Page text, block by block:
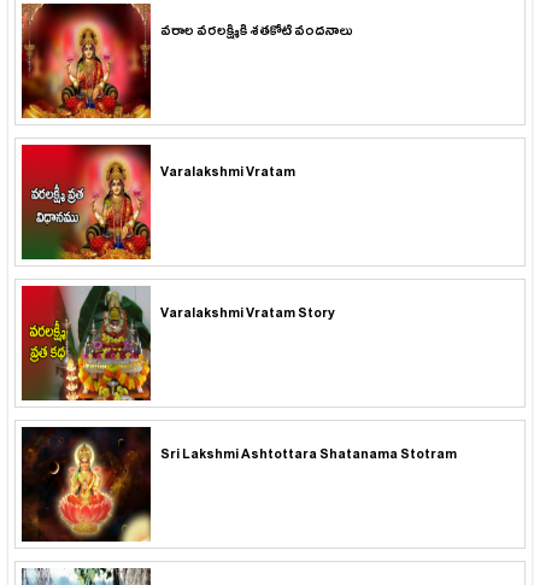
వరాల వరలక్ష్మికి శతకోటి వందనాలు
Varalakshmi Vratam
Varalakshmi Vratam Story
Sri Lakshmi Ashtottara Shatanama Stotram